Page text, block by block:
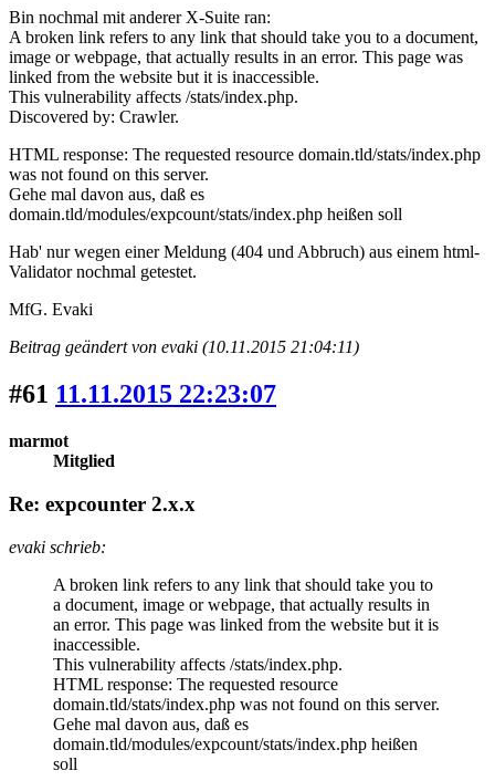
Bin nochmal mit anderer X-Suite ran:
A broken link refers to any link that should take you to a document,
image or webpage, that actually results in an error. This page was
linked from the website but it is inaccessible.
This vulnerability affects /stats/index.php.
Discovered by: Crawler.
HTML response: The requested resource domain.tld/stats/index.php
was not found on this server.
Gehe mal davon aus, daß es
domain.tld/modules/expcount/stats/index.php heißen soll
Hab' nur wegen einer Meldung (404 und Abbruch) aus einem html-
Validator nochmal getestet.
MfG. Evaki
Beitrag geändert von evaki (10.11.2015 21:04:11)
#61 11.11.2015 22:23:07
marmot
Mitglied
Re: expcounter 2.x.x
evaki schrieb:
A broken link refers to any link that should take you to
a document, image or webpage, that actually results in
an error. This page was linked from the website but it is
inaccessible.
This vulnerability affects /stats/index.php.
HTML response: The requested resource
domain.tld/stats/index.php was not found on this server.
Gehe mal davon aus, daß es
domain.tld/modules/expcount/stats/index.php heißen
soll